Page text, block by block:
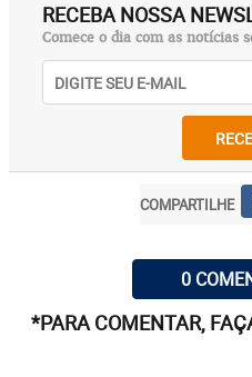
RECEBA NOSSA
Comece o dia com as notícias
COMPARTILHE
0
*PARA COMENTAR,